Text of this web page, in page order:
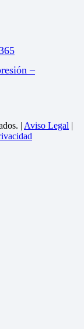
–
| Aviso Legal |